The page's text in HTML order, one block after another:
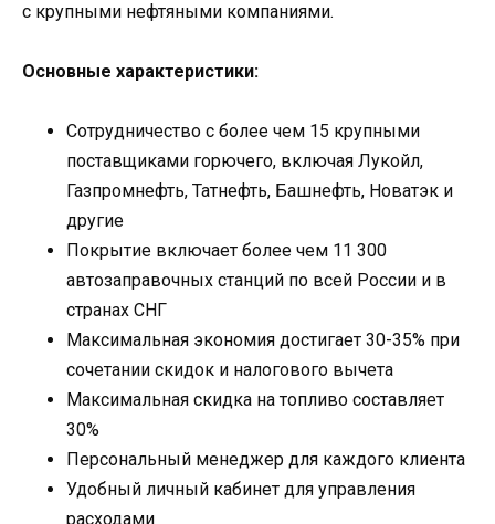
с крупными нефтяными компаниями.
Основные характеристики:
Сотрудничество с более чем 15 крупными
поставщиками горючего, включая Лукойл,
Газпромнефть, Татнефть, Башнефть, Новатэк и
другие
Покрытие включает более чем 11 300
автозаправочных станций по всей России и в
странах СНГ
Максимальная экономия достигает 30-35% при
сочетании скидок и налогового вычета
Максимальная скидка на топливо составляет
30%
Персональный менеджер для каждого клиента
Удобный личный кабинет для управления
расходами